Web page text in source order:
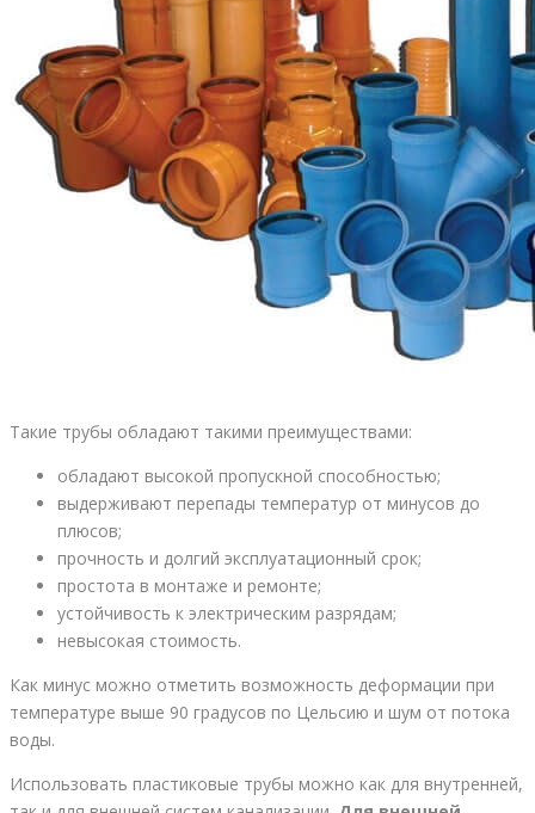
Такие трубы обладают такими преимуществами:
обладают высокой пропускной способностью;
выдерживают перепады температур от минусов до
плюсов;
прочность и долгий эксплуатационный срок;
простота в монтаже и ремонте;
устойчивость к электрическим разрядам;
невысокая стоимость.
Как минус можно отметить возможность деформации при
температуре выше 90 градусов по Цельсию и шум от потока
воды.
Использовать пластиковые трубы можно как для внутренней,